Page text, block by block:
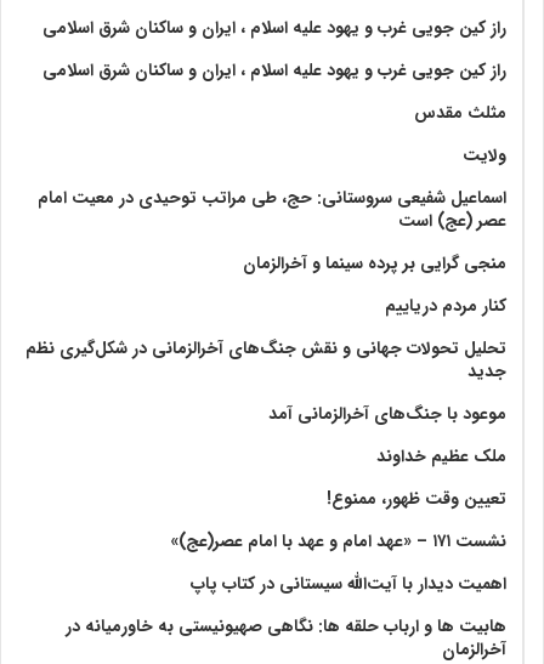
راز کین جویی غرب و یهود علیه اسلام ، ایران و ساکنان شرق اسلامی
راز کین جویی غرب و یهود علیه اسلام ، ایران و ساکنان شرق اسلامی
مثلث مقدس
ولايت‏
اسماعیل شفیعی سروستانی: حج، طی مراتب توحیدی در معیت امام
عصر (عج) است
منجی گرایی بر پرده سینما و آخرالزمان
کنار مردم دریاییم
تحلیل تحولات جهانی و نقش جنگ‌های آخرالزمانی در شکل‌گیری نظم
جدید
موعود با جنگ‌های آخرالزمانی آمد
ملک عظیم خداوند
تعیین وقت ظهور، ممنوع!
نشست ۱۷۱ – «عهد امام و عهد با امام عصر(عج)»
اهمیت دیدار با آیت‌الله سیستانی در کتاب پاپ
هابیت ها و ارباب حلقه ها: نگاهی صهیونیستی به خاورمیانه در
آخرالزمان